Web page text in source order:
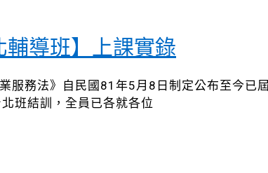
導班】上課實錄
務法》自民國81年5月8日制定公布至今已
班結訓，全員已各就各位